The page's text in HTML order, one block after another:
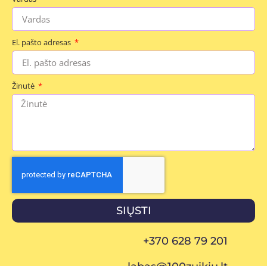
El. pašto adresas
Žinutė
SIŲSTI
+370 628 79 201